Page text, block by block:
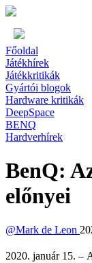
Főoldal
Játékhírek
Játékkritikák
Gyártói blogok
Hardware kritikák
DeepSpace
BENQ
Hardverhírek
BenQ:
előnyei
@Mark de Leon
2020. január 15. –